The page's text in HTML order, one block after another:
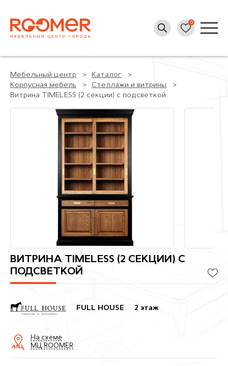
Мебельный центр
Каталог
Корпусная мебель
Стеллажи и витрины
Витрина TIMELESS (2 секции) с подсветкой
ВИТРИНА TIMELESS (2 СЕКЦИИ) С
ПОДСВЕТКОЙ
FULL HOUSE 2 этаж
На схеме
МЦ ROOMER